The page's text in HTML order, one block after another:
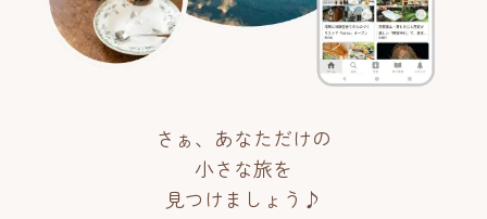
さぁ、あなただけの
小さな旅を
見つけましょう♪